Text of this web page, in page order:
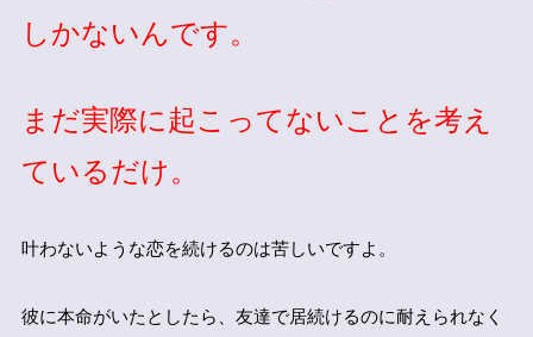
しかないんです。
まだ実際に起こってないことを考え
ているだけ。
叶わないような恋を続けるのは苦しいですよ。
彼に本命がいたとしたら、友達で居続けるのに耐えられなく